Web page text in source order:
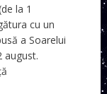
la 1
cu un
a Soarelui
august.